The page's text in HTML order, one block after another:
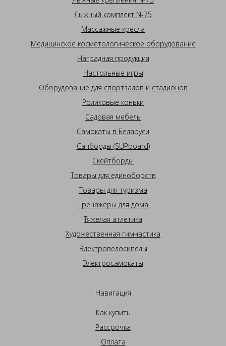
Лыжный комплект N-75
Массажные кресла
Медицинское косметологическое оборудование
Наградная продукция
Настольные игры
Оборудование для спортзалов и стадионов
Роликовые коньки
Садовая мебель
Самокаты в Беларуси
Сапборды (SUPboard)
Скейтборды
Товары для единоборств
Товары для туризма
Тренажеры для дома
Тяжелая атлетика
Художественная гимнастика
Электровелосипеды
Электросамокаты
Навигация
Как купить
Рассрочка
Оплата